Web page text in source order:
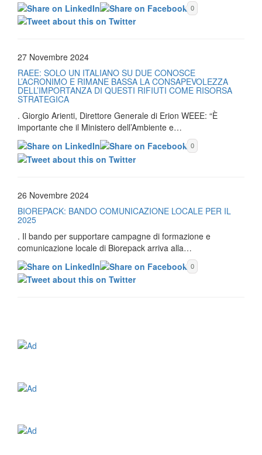
0
27 Novembre 2024
RAEE: SOLO UN ITALIANO SU DUE CONOSCE
L’ACRONIMO E RIMANE BASSA LA CONSAPEVOLEZZA
DELL’IMPORTANZA DI QUESTI RIFIUTI COME RISORSA
STRATEGICA
. Giorgio Arienti, Direttore Generale di Erion WEEE: “È
importante che il Ministero dell’Ambiente e…
0
26 Novembre 2024
BIOREPACK: BANDO COMUNICAZIONE LOCALE PER IL
2025
. Il bando per supportare campagne di formazione e
comunicazione locale di Biorepack arriva alla…
0